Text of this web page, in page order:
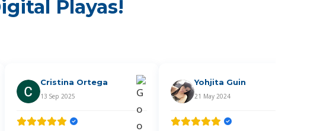
Playas!
Cristina Ortega
13 Sep 2025
Yohjita Guin
21 May 2024